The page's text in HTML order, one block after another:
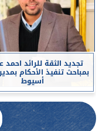
تجديد الثقة للرائد
بمباحث تنفيذ الأحكام
أسيوط